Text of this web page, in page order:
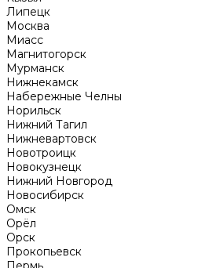
Липецк
Москва
Миасс
Магнитогорск
Мурманск
Нижнекамск
Набережные Челны
Норильск
Нижний Тагил
Нижневартовск
Новотроицк
Новокузнецк
Нижний Новгород
Новосибирск
Омск
Орёл
Орск
Прокопьевск